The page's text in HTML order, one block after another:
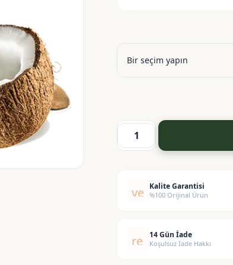
Hindistan
Coconut
verified
Kalite Garantisi
%100 Orijinal Ürün
replay14 Gün İade
Koşulsuz İade Hakkı